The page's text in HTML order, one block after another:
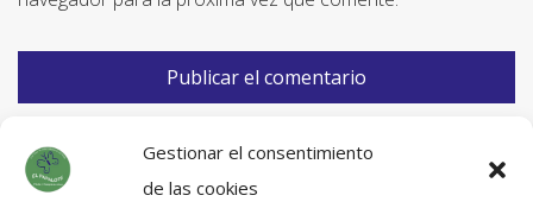
Gestionar el consentimiento
de las cookies